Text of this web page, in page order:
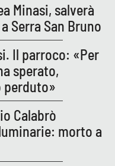
Minasi, salverà
Serra San Bruno
Il parroco: «Per
sperato,
perduto»
Calabrò
morto a